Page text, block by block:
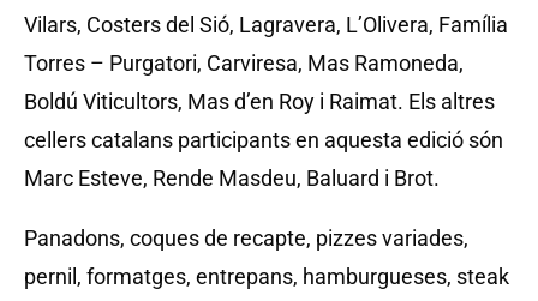
Vilars, Costers del Sió, Lagravera, L’Olivera, Família
Torres – Purgatori, Carviresa, Mas Ramoneda,
Boldú Viticultors, Mas d’en Roy i Raimat. Els altres
cellers catalans participants en aquesta edició són
Marc Esteve, Rende Masdeu, Baluard i Brot.
Panadons, coques de recapte, pizzes variades,
pernil, formatges, entrepans, hamburgueses, steak